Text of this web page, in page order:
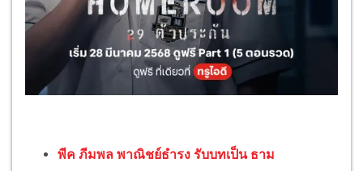
พีค ภีมพล พาณิชย์ธำรง รับบทเป็น ธาม